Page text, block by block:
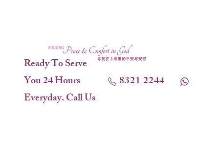
Ready To Serve
You 24 Hours
Everyday. Call Us
8321 2244